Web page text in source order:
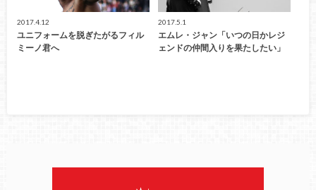
2017.4.12
ユニフォームを脱ぎたがるフィル
ミーノ君へ
2017.5.1
エムレ・ジャン「いつの日かレジ
ェンドの仲間入りを果たしたい」